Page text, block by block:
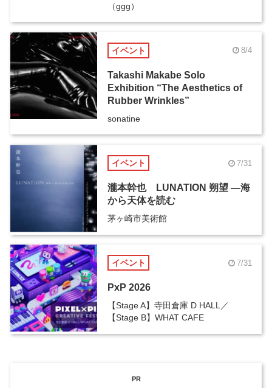
（ggg）
イベント 8/4
Takashi Makabe Solo
Exhibition “The Aesthetics of
Rubber Wrinkles”
sonatine
イベント 7/31
瀧本幹也 LUNATION 朔望 ―海
から天体を読む
茅ヶ崎市美術館
イベント 7/31
PxP 2026
【Stage A】寺田倉庫 D HALL／
【Stage B】WHAT CAFE
PR